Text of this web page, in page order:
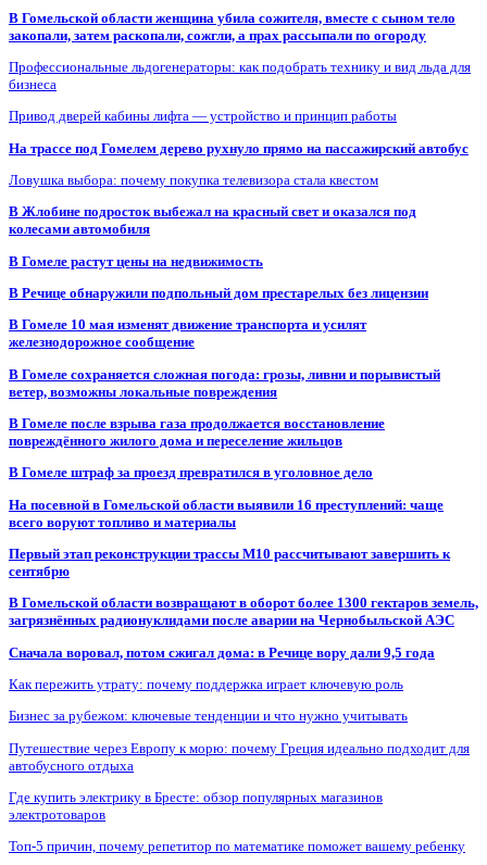
В Гомельской области женщина убила сожителя, вместе с сыном тело
закопали, затем раскопали, сожгли, а прах рассыпали по огороду
Профессиональные льдогенераторы: как подобрать технику и вид льда для
бизнеса
Привод дверей кабины лифта — устройство и принцип работы
На трассе под Гомелем дерево рухнуло прямо на пассажирский автобус
Ловушка выбора: почему покупка телевизора стала квестом
В Жлобине подросток выбежал на красный свет и оказался под
колесами автомобиля
В Гомеле растут цены на недвижимость
В Речице обнаружили подпольный дом престарелых без лицензии
В Гомеле 10 мая изменят движение транспорта и усилят
железнодорожное сообщение
В Гомеле сохраняется сложная погода: грозы, ливни и порывистый
ветер, возможны локальные повреждения
В Гомеле после взрыва газа продолжается восстановление
повреждённого жилого дома и переселение жильцов
В Гомеле штраф за проезд превратился в уголовное дело
На посевной в Гомельской области выявили 16 преступлений: чаще
всего воруют топливо и материалы
Первый этап реконструкции трассы М10 рассчитывают завершить к
сентябрю
В Гомельской области возвращают в оборот более 1300 гектаров земель,
загрязнённых радионуклидами после аварии на Чернобыльской АЭС
Сначала воровал, потом сжигал дома: в Речице вору дали 9,5 года
Как пережить утрату: почему поддержка играет ключевую роль
Бизнес за рубежом: ключевые тенденции и что нужно учитывать
Путешествие через Европу к морю: почему Греция идеально подходит для
автобусного отдыха
Где купить электрику в Бресте: обзор популярных магазинов
электротоваров
Топ-5 причин, почему репетитор по математике поможет вашему ребенку